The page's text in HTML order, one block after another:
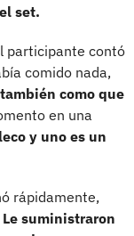
set.
participante contó
comido nada,
como que
en una
y uno es un
rápidamente,
Le suministraron